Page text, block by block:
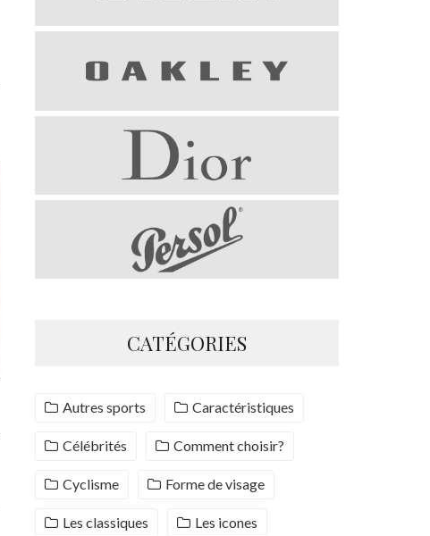
CATÉGORIES
Autres sports Caractéristiques
Célébrités Comment choisir?
Cyclisme Forme de visage
Les classiques Les icones